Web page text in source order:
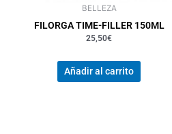
BELLEZA
FILORGA TIME-FILLER 150ML
25,50€
Añadir al carrito